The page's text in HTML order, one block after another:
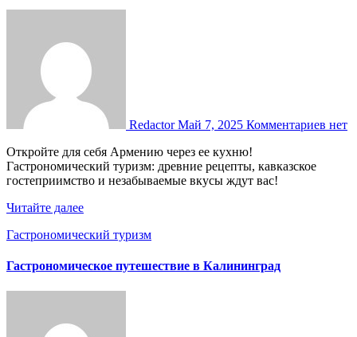
RedactorМай 7, 2025 Комментариев нет
Откройте для себя Армению через ее кухню!
Гастрономический туризм: древние рецепты, кавказское
гостеприимство и незабываемые вкусы ждут вас!
Читайте далее
Гастрономический туризм
Гастрономическое путешествие в Калининград